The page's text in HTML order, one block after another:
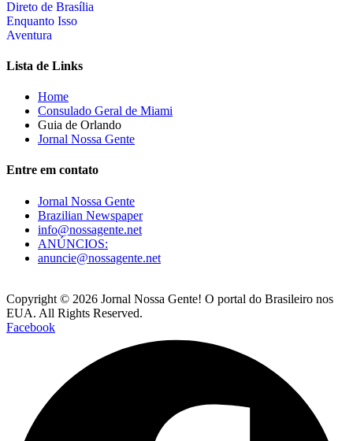
Direto de Brasília
Enquanto Isso
Aventura
Lista de Links
Home
Consulado Geral de Miami
Guia de Orlando
Jornal Nossa Gente
Entre em contato
Jornal Nossa Gente
Brazilian Newspaper
info@nossagente.net
ANÚNCIOS:
anuncie@nossagente.net
Copyright © 2026 Jornal Nossa Gente! O portal do Brasileiro nos
EUA. All Rights Reserved.
Facebook